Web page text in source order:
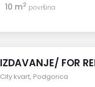
10 m2 površina
IZDAVANJE/ FOR
City kvart, Podgorica